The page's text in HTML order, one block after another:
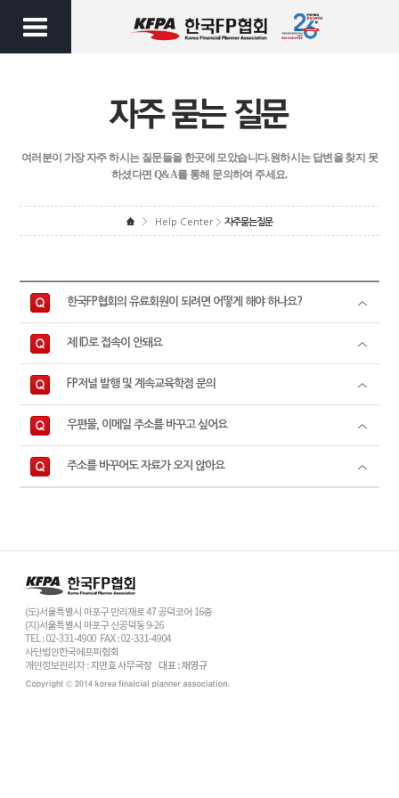
여러분이 가장 자주 하시는 질문들을 한곳에 모았습니다.원하시는 답변을 찾지 못
하셨다면 Q&A를 통해 문의하여 주세요.
Help Center 자주묻는질문
한국FP협회의 유료회원이 되려면 어떻게 해야 하나요?
제 ID로 접속이 안돼요
FP저널 발행 및 계속교육학점 문의
우편물, 이메일 주소를 바꾸고 싶어요
주소를 바꾸어도 자료가 오지 않아요